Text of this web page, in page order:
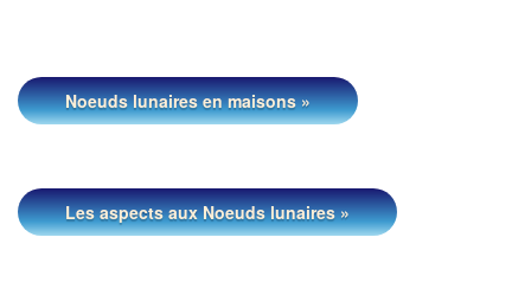
Noeuds lunaires en maisons »
Les aspects aux Noeuds lunaires »